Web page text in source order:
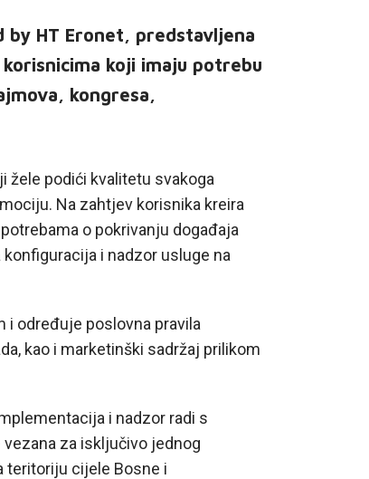
by HT Eronet, predstavljena
koji imaju potrebu
kongresa,
žele podići kvalitetu svakoga
Na zahtjev korisnika kreira
o pokrivanju događaja
i nadzor usluge na
i određuje poslovna pravila
kao i marketinški sadržaj prilikom
i nadzor radi s
za isključivo jednog
teritoriju cijele Bosne i